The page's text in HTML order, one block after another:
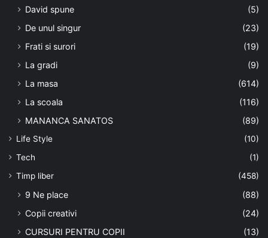
David spune
(5)
De unul singur
(23)
Frati si surori
(19)
La gradi
(9)
La masa
(614)
La scoala
(116)
MANANCA SANATOS
(89)
Life Style
(10)
Tech
(1)
Timp liber
(458)
9 Ne place
(88)
Copii creativi
(24)
CURSURI PENTRU COPII
(13)